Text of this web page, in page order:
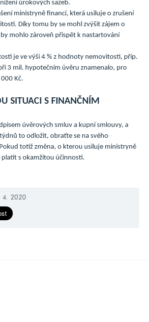
úrokových sazeb.
ministryně financí, která usiluje o zrušení
Díky tomu by se mohl zvýšit zájem o
mohlo zároveň přispět k nastartování
je ve výši 4 % z hodnoty nemovitosti, příp.
3 mil. hypotečním úvěru znamenalo, pro
Kč.
SITUACI S FINANČNÍM
úvěrových smluv a kupní smlouvy, a
to odložit, obraťte se na svého
totiž změna, o kterou usiluje ministryně
s okamžitou účinností.
4. 2020